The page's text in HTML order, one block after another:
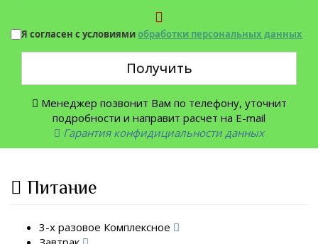
Я согласен с условиямиобработки персональных данных
Получить
Менеджер позвонит Вам по телефону, уточнит
подробности и направит расчет на E-mail
Гарантия конфидициальности данных
Питание
3-х разовое Комплексное